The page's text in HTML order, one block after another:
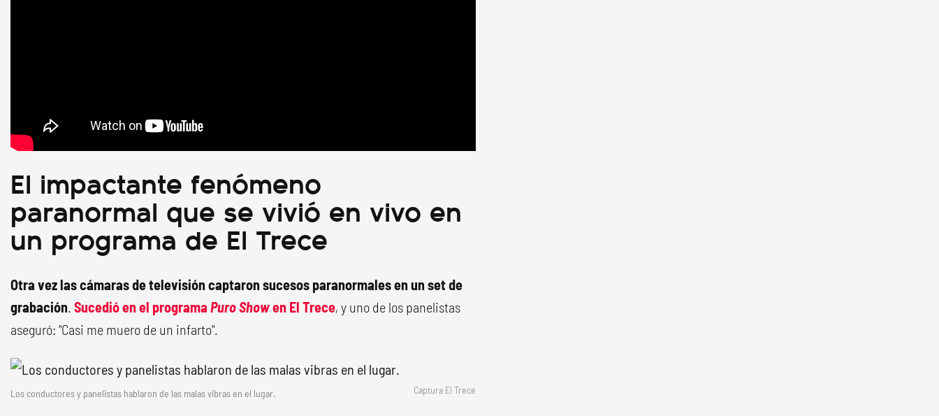
El impactante fenómeno
paranormal que se vivió en vivo en
un programa de El Trece
Otra vez las cámaras de televisión captaron sucesos paranormalesen un set de
grabación Sucedió en el programa Puro Showen El Trece, y uno de los panelistas
aseguró: "Casi me muero de un infarto".
Los conductores y panelistas hablaron de las malas vibras en el lugar. Captura El Trece